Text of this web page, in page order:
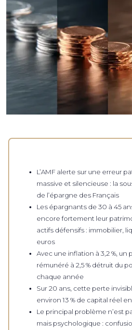
L’AMF alerte sur une erreur
massive et silencieuse : la
de l’épargne des Français
Les épargnants de 30 à 45
encore fortement leur
actifs défensifs : immobilier,
euros
Avec une inflation à 3,2 %, un
rémunéré à 2,5 % détruit du
chaque année
Sur 20 ans, cette perte
environ 13 % de capital réel
Le principal problème n’est
mais psychologique :